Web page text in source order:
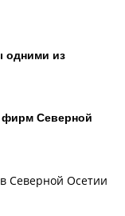
одними из
фирм Северной
Северной Осетии